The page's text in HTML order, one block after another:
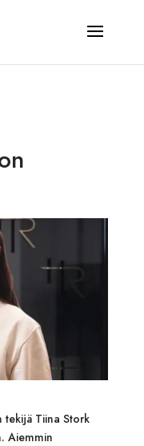
tekijä Tiina Stork
Aiemmin